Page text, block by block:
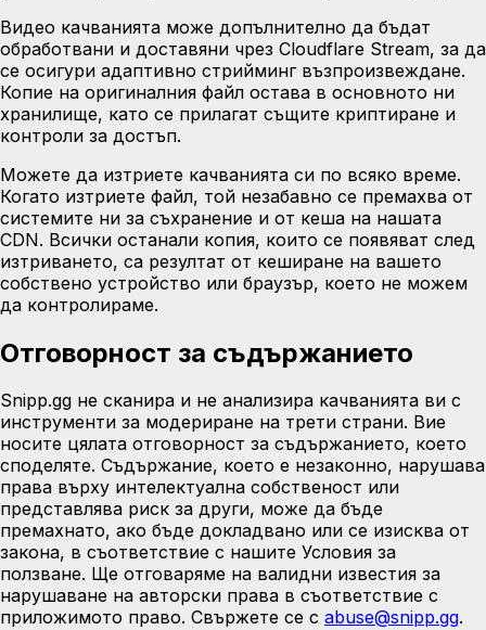
Видео качванията може допълнително да бъдат
обработвани и доставяни чрез Cloudflare Stream, за да
се осигури адаптивно стрийминг възпроизвеждане.
Копие на оригиналния файл остава в основното ни
хранилище, като се прилагат същите криптиране и
контроли за достъп.
Можете да изтриете качванията си по всяко време.
Когато изтриете файл, той незабавно се премахва от
системите ни за съхранение и от кеша на нашата
CDN. Всички останали копия, които се появяват след
изтриването, са резултат от кеширане на вашето
собствено устройство или браузър, което не можем
да контролираме.
Отговорност за съдържанието
Snipp.gg не сканира и не анализира качванията ви с
инструменти за модериране на трети страни. Вие
носите цялата отговорност за съдържанието, което
споделяте. Съдържание, което е незаконно, нарушава
права върху интелектуална собственост или
представлява риск за други, може да бъде
премахнато, ако бъде докладвано или се изисква от
закона, в съответствие с нашите Условия за
ползване. Ще отговаряме на валидни известия за
нарушаване на авторски права в съответствие с
приложимото право. Свържете се с abuse@snipp.gg.